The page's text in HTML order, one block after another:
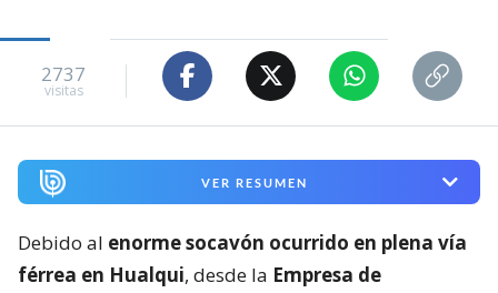
2737
visitas
VER RESUMEN
Debido al enorme socavón ocurrido en plena vía
férrea en Hualqui, desde la Empresa de